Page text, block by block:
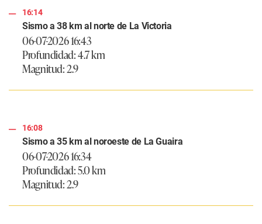
16:14
Sismo a 38 km al norte de La Victoria
06-07-2026 16:43
Profundidad: 4.7 km
Magnitud: 2.9
16:08
Sismo a 35 km al noroeste de La Guaira
06-07-2026 16:34
Profundidad: 5.0 km
Magnitud: 2.9